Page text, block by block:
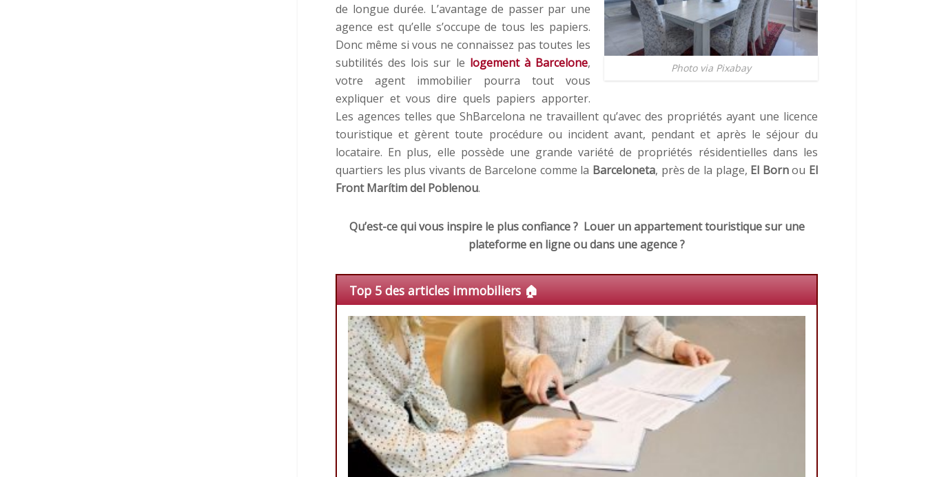
Photo via Pixabay
de longue durée. L’avantage de passer par une
agence est qu’elle s’occupe de tous les papiers.
Donc même si vous ne connaissez pas toutes les
subtilités des lois sur le logement à Barcelone,
votre agent immobilier pourra tout vous
expliquer et vous dire quels papiers apporter.
Les agences telles que ShBarcelona ne travaillent qu’avec des propriétés ayant une licence
touristique et gèrent toute procédure ou incident avant, pendant et après le séjour du
locataire. En plus, elle possède une grande variété de propriétés résidentielles dans les
quartiers les plus vivants de Barcelone comme la Barceloneta, près de la plage, El Bornou El
Front Marítimdel Poblenou.
Qu’est-ce qui vous inspire le plus confiance ? Louer un appartement touristique sur une
plateforme en ligne ou dans une agence ?
Top 5 des articles immobiliers 🏠